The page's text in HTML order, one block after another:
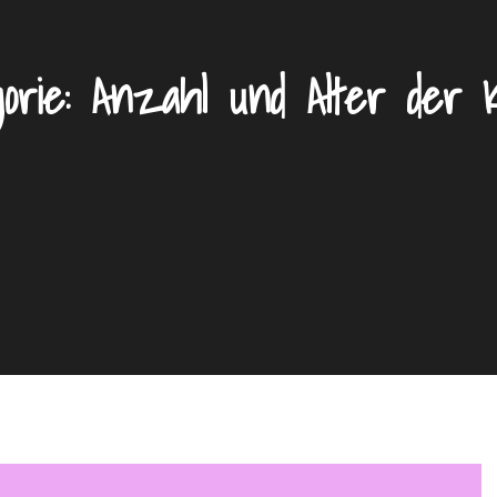
Anzahl und Alter der